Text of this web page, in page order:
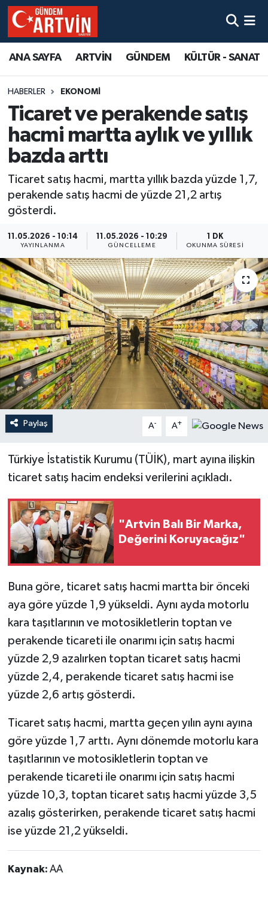
ANA SAYFA ARTVİN GÜNDEM KÜLTÜR - SANAT
HABERLER EKONOMİ
Ticaret ve perakende satış
hacmi martta aylık ve yıllık
bazda arttı
Ticaret satış hacmi, martta yıllık bazda yüzde 1,7,
perakende satış hacmi de yüzde 21,2 artış
gösterdi.
11.05.2026 - 10:14
YAYINLANMA
11.05.2026 - 10:29
GÜNCELLEME
1 DK
OKUNMA SÜRESI
Paylaş A- A+
Türkiye İstatistik Kurumu (TÜİK), mart ayına ilişkin
ticaret satış hacim endeksi verilerini açıkladı.
"Artvin Balı Bir Marka,
Değerini Koruyacağız"
Buna göre, ticaret satış hacmi martta bir önceki
aya göre yüzde 1,9 yükseldi. Aynı ayda motorlu
kara taşıtlarının ve motosikletlerin toptan ve
perakende ticareti ile onarımı için satış hacmi
yüzde 2,9 azalırken toptan ticaret satış hacmi
yüzde 2,4, perakende ticaret satış hacmi ise
yüzde 2,6 artış gösterdi.
Ticaret satış hacmi, martta geçen yılın aynı ayına
göre yüzde 1,7 arttı. Aynı dönemde motorlu kara
taşıtlarının ve motosikletlerin toptan ve
perakende ticareti ile onarımı için satış hacmi
yüzde 10,3, toptan ticaret satış hacmi yüzde 3,5
azalış gösterirken, perakende ticaret satış hacmi
ise yüzde 21,2 yükseldi.
Kaynak: AA